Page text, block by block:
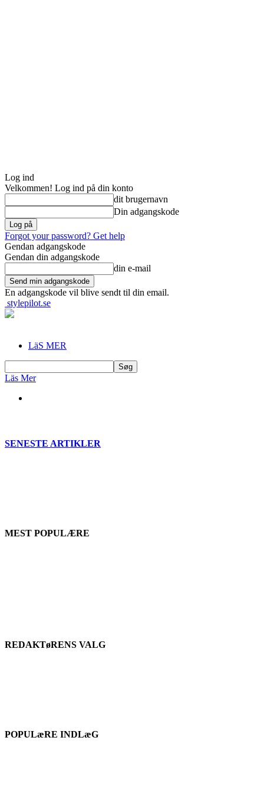
Log ind
Velkommen! Log ind på din konto
dit brugernavn
Din adgangskode
Forgot your password? Get help
Gendan adgangskode
Gendan din adgangskode
din e-mail
En adgangskode vil blive sendt til din email.
stylepilot.se
LäS MER
Läs Mer
SENESTE ARTIKLER
MEST POPULÆRE
REDAKTøRENS VALG
POPULæRE INDLæG